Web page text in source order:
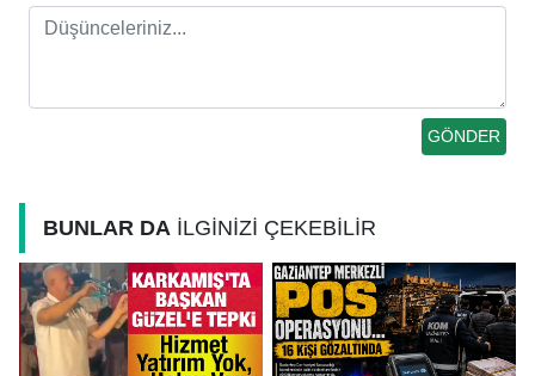
BUNLAR DA İLGİNİZİ ÇEKEBİLİR